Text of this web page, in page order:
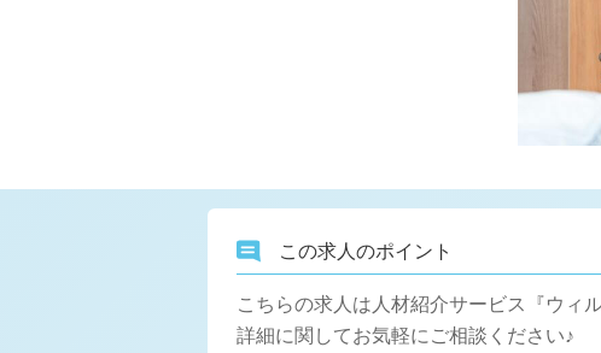
この求人のポイント
こちらの求人は人材紹介サービス『ウィ
詳細に関してお気軽にご相談ください♪